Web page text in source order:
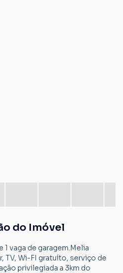
do Imóvel
1 vaga de garagem.Melia
TV, Wi-FI gratuíto, serviço de
privilegiada a 3km do